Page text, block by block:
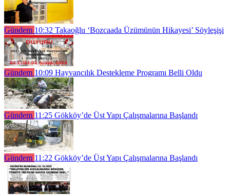
Gündem 10:32 Takaoğlu ‘Bozcaada Üzümünün Hikayesi’ Söyleşişi
Gündem 10:09 Hayvancılık Destekleme Programı Belli Oldu
Gündem 11:25 Gökköy’de Üst Yapı Çalışmalarına Başlandı
Gündem 11:22 Gökköy’de Üst Yapı Çalışmalarına Başlandı